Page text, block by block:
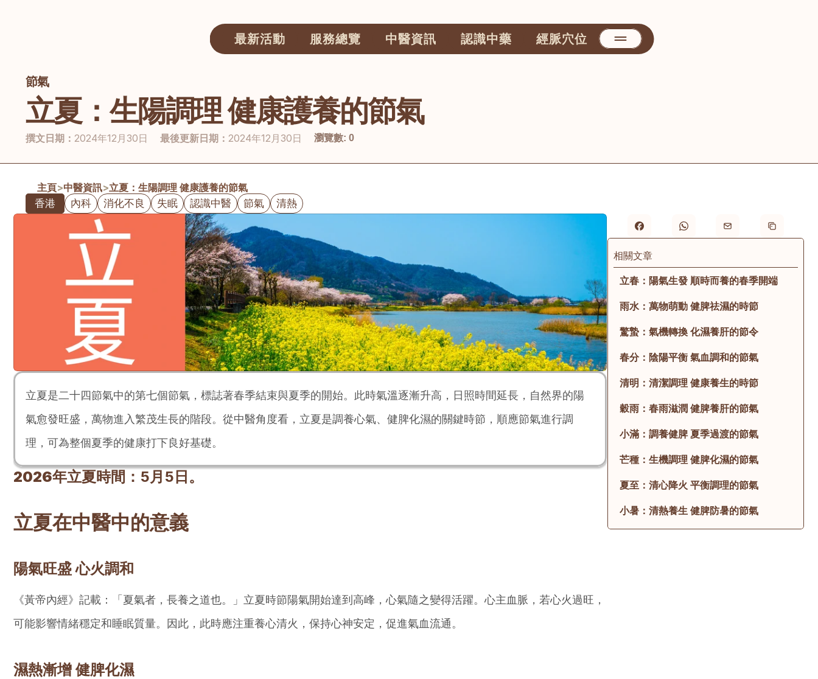
最新活動 服務總覽 中醫資訊 認識中藥 經脈穴位
節氣
立夏：生陽調理 健康護養的節氣
撰文日期： 2024年12月30日 最後更新日期： 2024年12月30日 瀏覽數: 0
主頁>中醫資訊>立夏：生陽調理 健康護養的節氣
香港
內科 消化不良 失眠 認識中醫 節氣 清熱
立夏是二十四節氣中的第七個節氣，標誌著春季結束與夏季的開始。此時氣溫逐漸升高，日照時間延長，自然界的陽
氣愈發旺盛，萬物進入繁茂生長的階段。從中醫角度看，立夏是調養心氣、健脾化濕的關鍵時節，順應節氣進行調
理，可為整個夏季的健康打下良好基礎。
2026年立夏時間： 5月5日。
立夏在中醫中的意義
陽氣旺盛 心火調和
《黃帝內經》記載：「夏氣者，長養之道也。」立夏時節陽氣開始達到高峰，心氣隨之變得活躍。心主血脈，若心火過旺，
可能影響情緒穩定和睡眠質量。因此，此時應注重養心清火，保持心神安定，促進氣血流通。
濕熱漸增 健脾化濕
相關文章
立春：陽氣生發 順時而養的春季開端
雨水：萬物萌動 健脾祛濕的時節
驚蟄：氣機轉換 化濕養肝的節令
春分：陰陽平衡 氣血調和的節氣
清明：清潔調理 健康養生的時節
穀雨：春雨滋潤 健脾養肝的節氣
小滿：調養健脾 夏季過渡的節氣
芒種：生機調理 健脾化濕的節氣
夏至：清心降火 平衡調理的節氣
小暑：清熱養生 健脾防暑的節氣